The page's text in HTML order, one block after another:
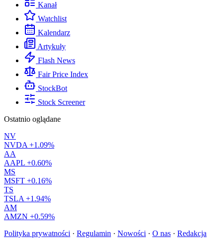
Kanał
Watchlist
Kalendarz
Artykuły
Flash News
Fair Price Index
StockBot
Stock Screener
Ostatnio oglądane
NV
NVDA +1.09%
AA
AAPL +0.60%
MS
MSFT +0.16%
TS
TSLA +1.94%
AM
AMZN +0.59%
Polityka prywatności · Regulamin · Nowości · O nas · Redakcja